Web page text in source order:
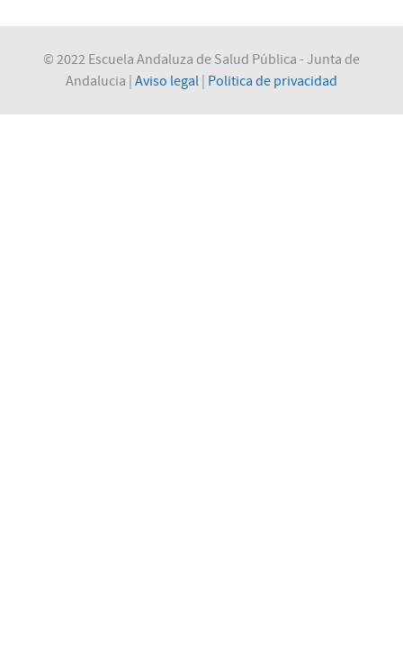
© 2022 Escuela Andaluza de Salud Pública - Junta de
Andalucia | Aviso legal | Politica de privacidad